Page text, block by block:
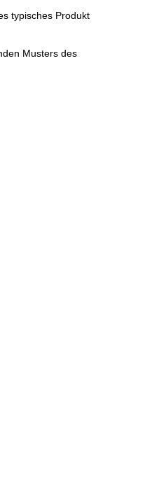
typisches Produkt
Musters des